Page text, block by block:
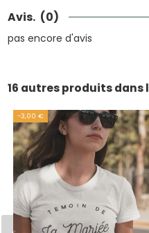
Avis. (0)
pas encore d'avis
16 autres produits dans
-3,00 €